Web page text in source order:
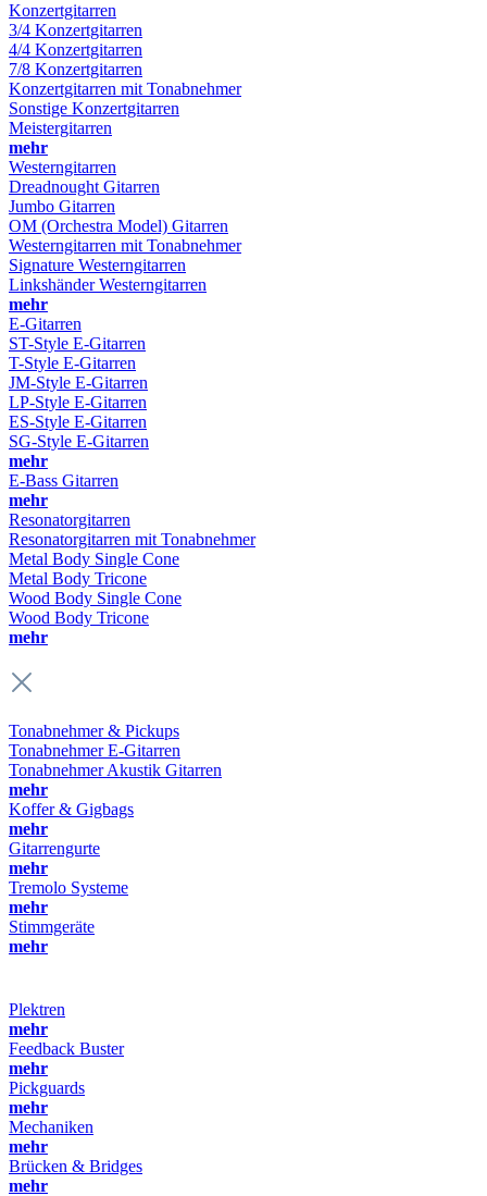
Konzertgitarren
3/4 Konzertgitarren
4/4 Konzertgitarren
7/8 Konzertgitarren
Konzertgitarren mit Tonabnehmer
Sonstige Konzertgitarren
Meistergitarren
mehr
Westerngitarren
Dreadnought Gitarren
Jumbo Gitarren
OM (Orchestra Model) Gitarren
Westerngitarren mit Tonabnehmer
Signature Westerngitarren
Linkshänder Westerngitarren
mehr
E-Gitarren
ST-Style E-Gitarren
T-Style E-Gitarren
JM-Style E-Gitarren
LP-Style E-Gitarren
ES-Style E-Gitarren
SG-Style E-Gitarren
mehr
E-Bass Gitarren
mehr
Resonatorgitarren
Resonatorgitarren mit Tonabnehmer
Metal Body Single Cone
Metal Body Tricone
Wood Body Single Cone
Wood Body Tricone
mehr
Tonabnehmer & Pickups
Tonabnehmer E-Gitarren
Tonabnehmer Akustik Gitarren
mehr
Koffer & Gigbags
mehr
Gitarrengurte
mehr
Tremolo Systeme
mehr
Stimmgeräte
mehr
Plektren
mehr
Feedback Buster
mehr
Pickguards
mehr
Mechaniken
mehr
Brücken & Bridges
mehr